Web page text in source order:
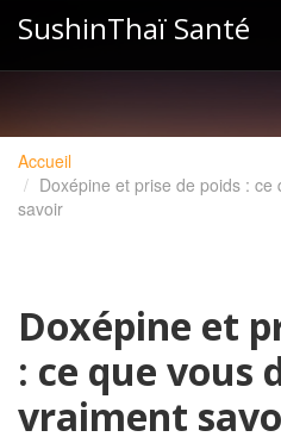
SushinThaï Santé
Accueil
Doxépine et prise de poids :
savoir
Doxépine et
: ce que vous
vraiment